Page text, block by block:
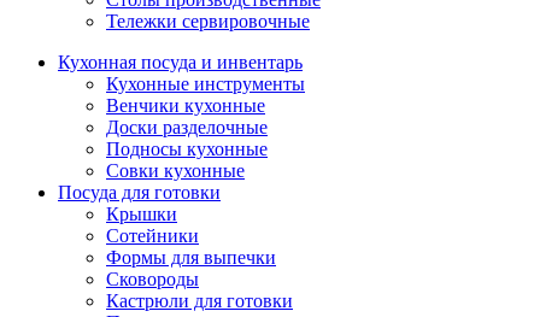
Тележки сервировочные
Кухонная посуда и инвентарь
Кухонные инструменты
Венчики кухонные
Доски разделочные
Подносы кухонные
Совки кухонные
Посуда для готовки
Крышки
Сотейники
Формы для выпечки
Сковороды
Кастрюли для готовки